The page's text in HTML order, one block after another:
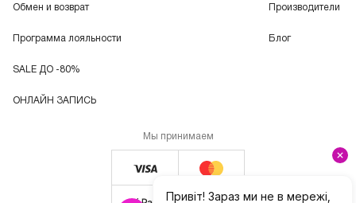
Обмен и возврат
Программа лояльности
SALE ДО -80%
ОНЛАЙН ЗАПИСЬ
Производители
Блог
Мы принимаем